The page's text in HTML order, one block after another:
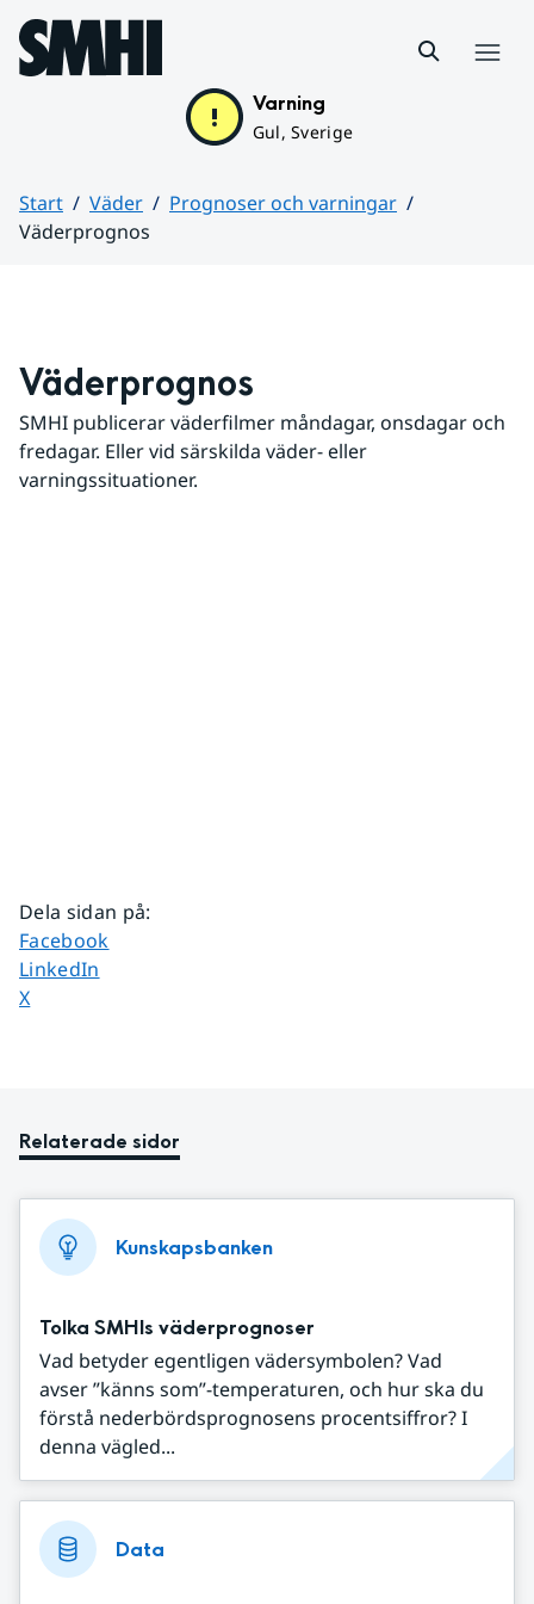
Hoppa till sidans innehåll
Varning
Gul, Sverige
Start Väder
Prognoser och varningar
Väderprognos
Väderprognos
SMHI publicerar väderfilmer måndagar, onsdagar och
fredagar. Eller vid särskilda väder- eller
varningssituationer.
Dela sidan på:
Dela sidan på
Facebook
Dela sidan på
LinkedIn
Dela sidan på
X
Relaterade sidor
Kunskapsbanken
Tolka SMHIs väderprognoser
Vad betyder egentligen vädersymbolen? Vad
avser ”känns som”-temperaturen, och hur ska du
förstå nederbördsprognosens procentsiffror? I
denna vägled...
Data